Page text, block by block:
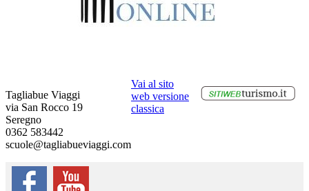
Tagliabue Viaggi
via San Rocco 19
Seregno
0362 583442
scuole@tagliabueviaggi.com
Vai al sito
web versione
classica